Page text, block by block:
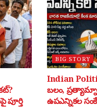
పూర్తి
BIG STORY
Indian
బలం,
ఉపఎన్నికల